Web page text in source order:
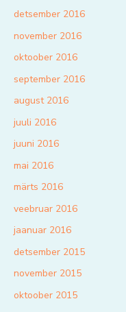
detsember 2016
november 2016
oktoober 2016
september 2016
august 2016
juuli 2016
juuni 2016
mai 2016
märts 2016
veebruar 2016
jaanuar 2016
detsember 2015
november 2015
oktoober 2015